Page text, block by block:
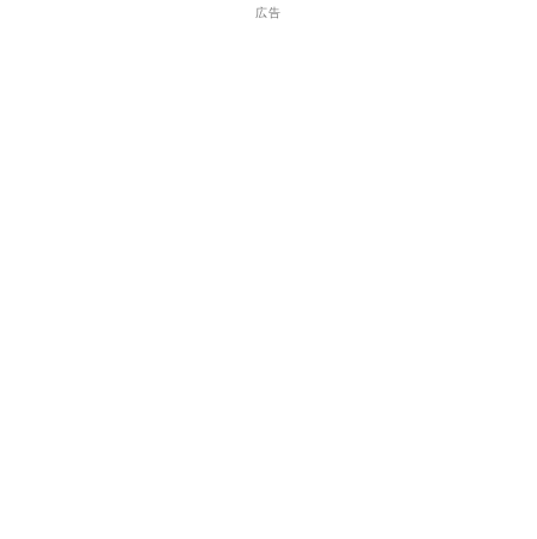
広告